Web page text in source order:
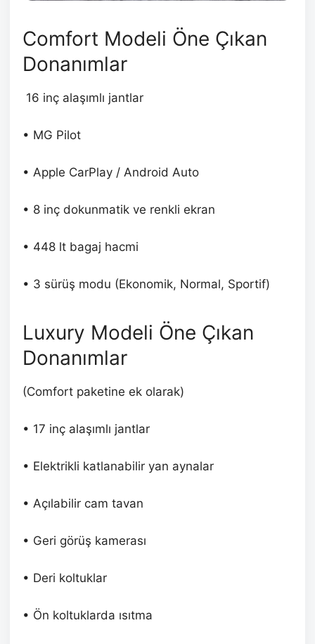
Comfort Modeli Öne Çıkan
Donanımlar
16 inç alaşımlı jantlar
• MG Pilot
• Apple CarPlay / Android Auto
• 8 inç dokunmatik ve renkli ekran
• 448 lt bagaj hacmi
• 3 sürüş modu (Ekonomik, Normal, Sportif)
Luxury Modeli Öne Çıkan
Donanımlar
(Comfort paketine ek olarak)
• 17 inç alaşımlı jantlar
• Elektrikli katlanabilir yan aynalar
• Açılabilir cam tavan
• Geri görüş kamerası
• Deri koltuklar
• Ön koltuklarda ısıtma